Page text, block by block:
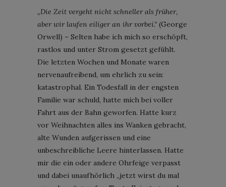
„Die Zeit vergeht nicht schneller als früher,
aber wir laufen eiliger an ihr vorbei.“ (George
Orwell) – Selten habe ich mich so erschöpft,
rastlos und unter Strom gesetzt gefühlt.
Die letzten Wochen und Monate waren
nervenaufreibend, um ehrlich zu sein:
katastrophal. Ein Todesfall in der engsten
Familie war schuld, hatte mich bei voller
Fahrt aus der Bahn geworfen. Hatte kurz
vor Weihnachten alles ins Wanken gebracht,
alte Wunden aufgerissen und eine
unbeschreibliche Leere hinterlassen. Hatte
mir die ein oder andere Ohrfeige verpasst
und dabei unaufhörlich „jetzt wirst du mal